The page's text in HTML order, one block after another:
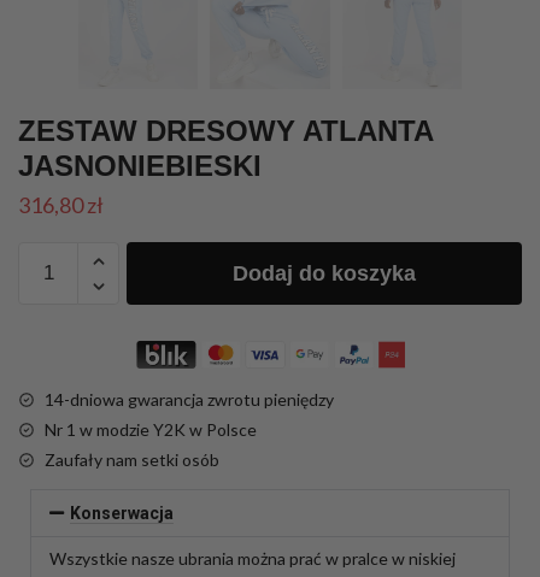
ZESTAW DRESOWY ATLANTA
JASNONIEBIESKI
316,80zł
Dodaj do koszyka
14-dniowa gwarancja zwrotu pieniędzy
Nr 1 w modzie Y2K w Polsce
Zaufały nam setki osób
Konserwacja
Wszystkie nasze ubrania można prać w pralce w niskiej